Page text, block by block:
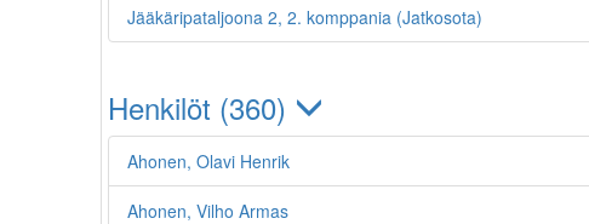
Jääkäripataljoona 2, 2. komppania (Jatkosota)
Henkilöt (360)
Ahonen, Olavi Henrik
Ahonen, Vilho Armas